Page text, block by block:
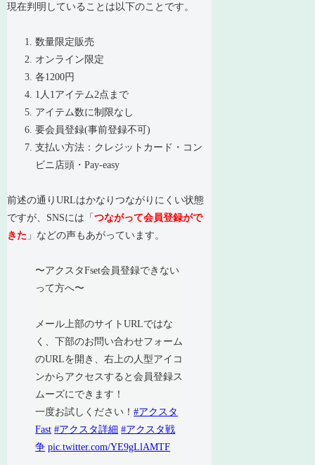
現在判明していることは以下のことです。
数量限定販売
オンライン限定
各1200円
1人1アイテム2点まで
アイテム数に制限なし
要会員登録(事前登録不可)
支払い方法：クレジットカード・コン
ビニ店頭・Pay-easy
前述の通りURLはかなりつながりにくい状態
ですが、SNSには「つながって会員登録がで
きた 」などの声もあがっています。
〜アクスタFset会員登録できない
って方へ〜
メール上部のサイトURLではな
く、下部のお問い合わせフォーム
のURLを開き、右上の人型アイコ
ンからアクセスすると会員登録ス
ムーズにできます！
一度お試しください！#アクスタ
Fast #アクスタ詳細 #アクスタ戦
争 pic.twitter.com/YE9gLlAMTF